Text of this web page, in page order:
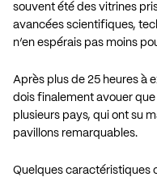
souvent été des vitrines
avancées scientifiques,
n’en espérais pas moins
Après plus de 25 heures à
dois finalement avouer
plusieurs pays, qui ont su
pavillons remarquables.
Quelques caractéristiques